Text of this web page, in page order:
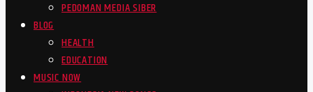
PEDOMAN MEDIA SIBER
BLOG
HEALTH
EDUCATION
MUSIC NOW